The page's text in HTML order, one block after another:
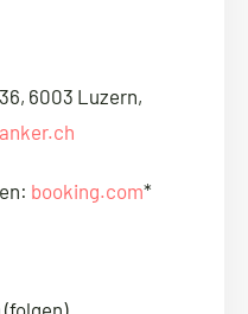
6003 Luzern,
booking.com*